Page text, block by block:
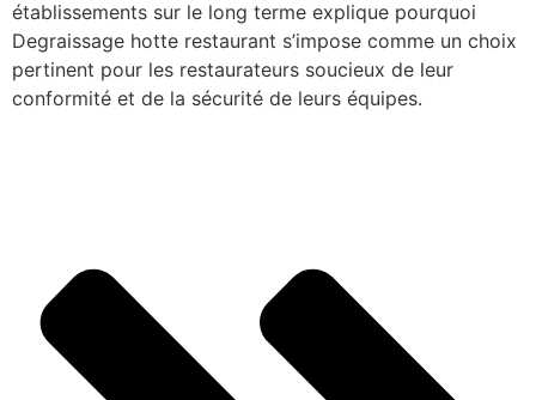
établissements sur le long terme explique pourquoi
Degraissage hotte restaurant s’impose comme un choix
pertinent pour les restaurateurs soucieux de leur
conformité et de la sécurité de leurs équipes.